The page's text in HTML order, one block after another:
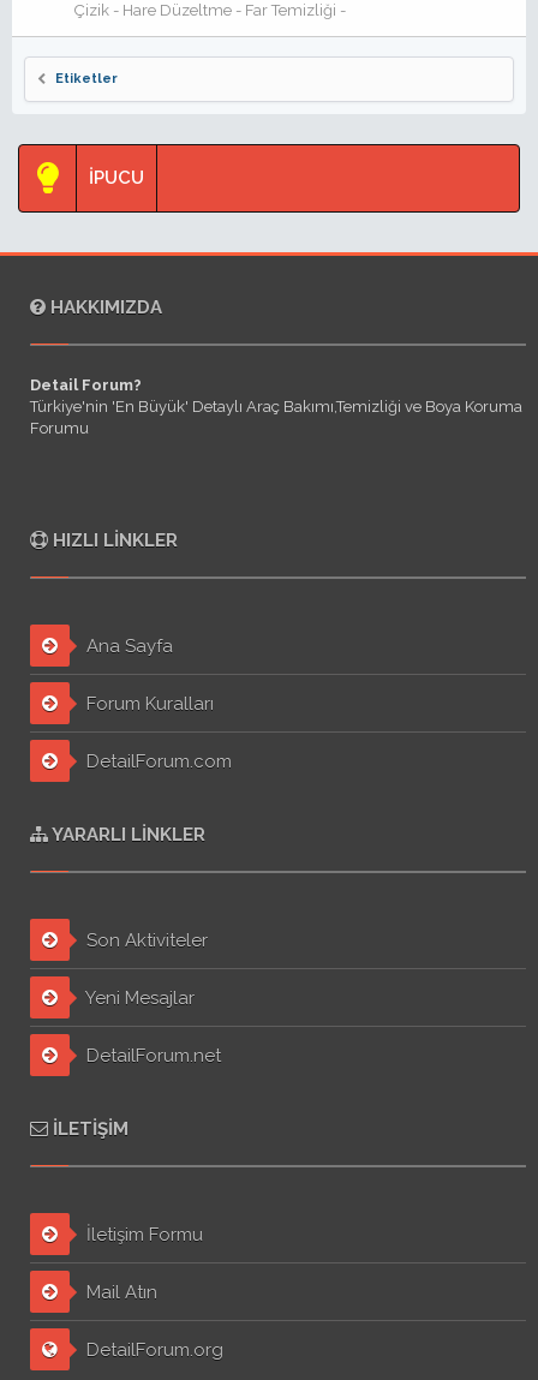
Çizik - Hare Düzeltme - Far Temizliği -
Etiketler
İPUCU
HAKKIMIZDA
Detail Forum?
Türkiye'nin 'En Büyük' Detaylı Araç Bakımı,Temizliği ve Boya Koruma
Forumu
HIZLI LINKLER
Ana Sayfa
Forum Kuralları
DetailForum.com
YARARLI LINKLER
Son Aktiviteler
Yeni Mesajlar
DetailForum.net
İLETIŞIM
İletişim Formu
Mail Atın
DetailForum.org